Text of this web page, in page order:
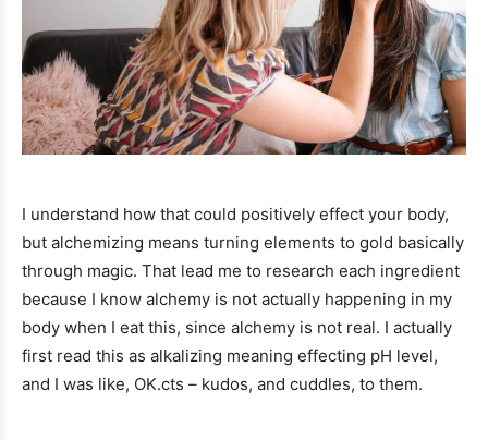
I understand how that could positively effect your body,
but alchemizing means turning elements to gold basically
through magic. That lead me to research each ingredient
because I know alchemy is not actually happening in my
body when I eat this, since alchemy is not real. I actually
first read this as alkalizing meaning effecting pH level,
and I was like, OK.cts – kudos, and cuddles, to them.